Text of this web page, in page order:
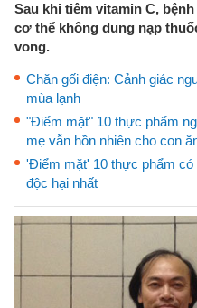
Sau khi tiêm vitamin C,
cơ thể không dung nạp
vong.
Chăn gối điện: Cảnh giác
mùa lạnh
"Điểm mặt" 10 thực phẩm
mẹ vẫn hồn nhiên cho con
'Điểm mặt' 10 thực phẩm có
độc hại nhất